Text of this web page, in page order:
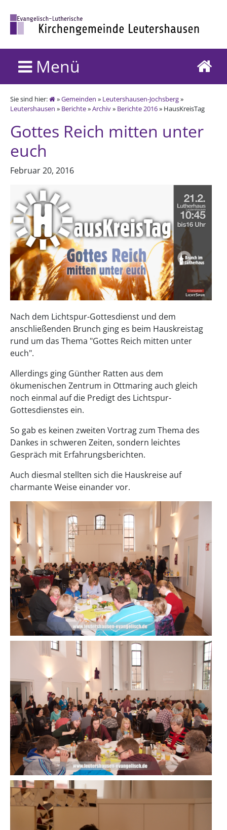
Menü
Sie sind hier: »Gemeinden » Leutershausen-Jochsberg»
Leutershausen » Berichte»Archiv» Berichte 2016» HausKreisTag
Gottes Reich mitten unter
euch
Februar 20, 2016
Nach dem Lichtspur-Gottesdienst und dem
anschließenden Brunch ging es beim Hauskreistag
rund um das Thema "Gottes Reich mitten unter
euch".
Allerdings ging Günther Ratten aus dem
ökumenischen Zentrum in Ottmaring auch gleich
noch einmal auf die Predigt des Lichtspur-
Gottesdienstes ein.
So gab es keinen zweiten Vortrag zum Thema des
Dankes in schweren Zeiten, sondern leichtes
Gespräch mit Erfahrungsberichten.
Auch diesmal stellten sich die Hauskreise auf
charmante Weise einander vor.